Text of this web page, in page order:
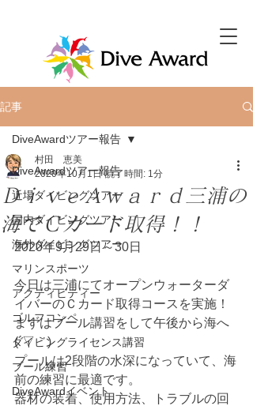
記事
DiveAwardツアー報告
近場ダイビングツアー
国内ダイビングツアー
海外ダイビングツアー
マリンスポーツ
アクティビティー
ゴルフコンペ
ダイビングライセンス講習
プール練習
DiveAwardイベント
DiveAwardツアー報告
ＤｉｖｅＡｗａｒｄ三浦の
海でＣカード取得！！
村田 恵美
2020年10月1日 読了時間: 1分
2020年9月29日～30日
今日は三浦にてオープンウォーターダ
イバーのＣカード取得コースを実施！
まずはプール講習をして午後から海へ
(´▽｀)
プールは2段階の水深になっていて、海
前の練習に最適です。
器材の装着、使用方法、トラブルの回